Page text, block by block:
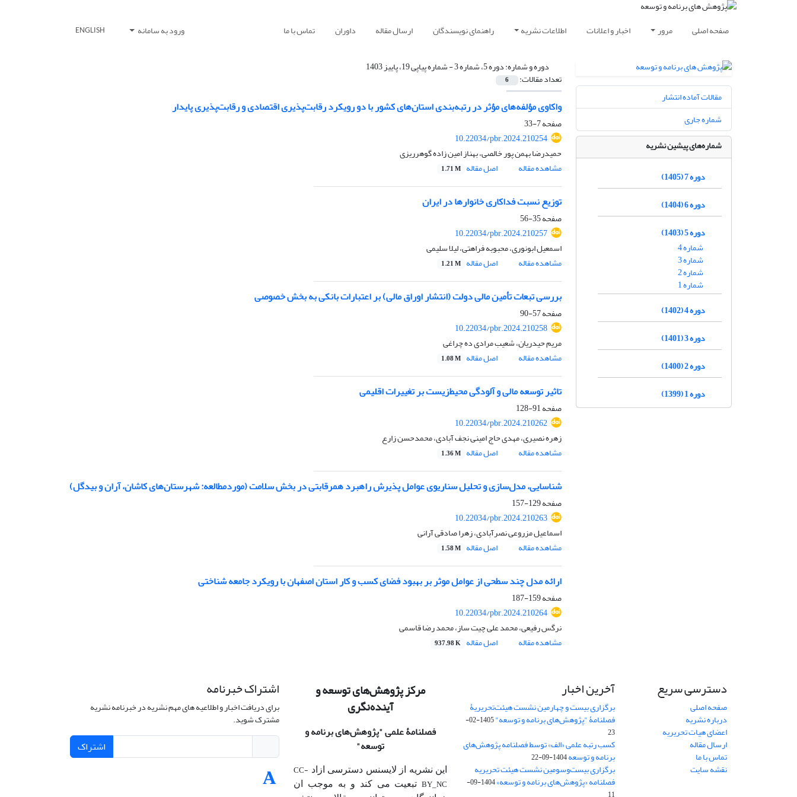
صفحه اصلی مرور اخبار و اعلانات اطلاعات نشریه راهنمای نویسندگان ارسال مقاله داوران تماس با ما ورود به سامانه ENGLISH
دوره و شماره:دوره 5، شماره 3 - شماره پیاپی 19، پاییز 1403
تعداد مقالات: 6
واکاوی مؤلفه‌‏های مؤثر در رتبه‌بندی استان‌های کشور با دو رویکرد رقابت‌پذیری اقتصادی و رقابت‌‏پذیری پایدار
صفحه7-33
10.22034/pbr.2024.210254
حمیدرضا بهمن پور خالصی، بهناز امین زاده گوهرریزی
مشاهده مقاله
اصل مقاله 1.71 M
توزیع نسبت فداکاری خانوارها در ایران
صفحه35-56
10.22034/pbr.2024.210257
اسمعیل ابونوری، محبوبه فراهتی، لیلا سلیمی
مشاهده مقاله
اصل مقاله 1.21 M
بررسی تبعات تأمین مالی دولت (انتشار اوراق مالی) بر اعتبارات بانکی به بخش خصوصی
صفحه57-90
10.22034/pbr.2024.210258
مریم حیدریان، شعیب مرادی ده چراغی
مشاهده مقاله
اصل مقاله 1.08 M
تاثیر توسعه مالی و آلودگی محیط‌زیست بر تغییرات اقلیمی
صفحه91-128
10.22034/pbr.2024.210262
زهره نصیری، مهدی حاج امینی نجف آبادی، محمدحسن زارع
مشاهده مقاله
اصل مقاله 1.36 M
شناسایی، مدل‌سازی و تحلیل سناریوی‌ عوامل پذیرش راهبرد همرقابتی در بخش سلامت (موردمطالعه: شهرستان‌های کاشان، آران و بیدگل)
صفحه129-157
10.22034/pbr.2024.210263
اسماعیل مزروعی نصرآبادی، زهرا صادقی آرانی
مشاهده مقاله
اصل مقاله 1.58 M
ارائه مدل چند سطحی از عوامل موثر بر بهبود فضای کسب و کار استان اصفهان با رویکرد جامعه شناختی
صفحه159-187
10.22034/pbr.2024.210264
نرگس رفیعی، محمد علی چیت ساز، محمد رضا قاسمی
مشاهده مقاله
اصل مقاله 937.98 K
مقالات آماده انتشار
شماره جاری
شماره‌های پیشین نشریه
دوره 7 (1405)
دوره 6 (1404)
دوره 5 (1403)
شماره 4
شماره 3
شماره 2
شماره 1
دوره 4 (1402)
دوره 3 (1401)
دوره 2 (1400)
دوره 1 (1399)
دسترسی سریع
صفحه اصلی
درباره نشریه
اعضای هیات تحریریه
ارسال مقاله
تماس با ما
نقشه سایت
آخرین اخبار
برگزاری بیست و چهارمین نشست هیئت‌تحریریۀ
فصلنامۀ "پژوهش‌های برنامه و توسعه"
1405-02-
23
کسب رتبه علمی «الف» توسط فصلنامه پژوهش‌های
برنامه و توسعه1404-09-22
برگزاری بیست‌وسومین نشست هیئت‌ تحریریه
فصلنامه «پژوهش‌های برنامه و توسعه»
1404-09-
مرکز پژوهش‌های توسعه و
آینده‌نگری
فصلنامۀ علمی"پژوهش‌های برنامه و
توسعه"
این نشریه از لایسنس دسترسی ازاد CC-
BY_NCتبعیت می کند و به موجب ان
اشتراک خبرنامه
برای دریافت اخبار و اطلاعیه های مهم نشریه در خبرنامه نشریه
مشترک شوید.
اشتراک